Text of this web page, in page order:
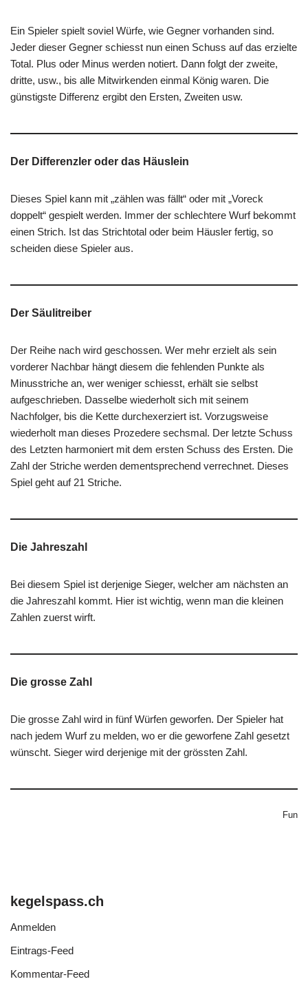
Ein Spieler spielt soviel Würfe, wie Gegner vorhanden sind.
Jeder dieser Gegner schiesst nun einen Schuss auf das erzielte
Total. Plus oder Minus werden notiert. Dann folgt der zweite,
dritte, usw., bis alle Mitwirkenden einmal König waren. Die
günstigste Differenz ergibt den Ersten, Zweiten usw.
Der Differenzler oder das Häuslein
Dieses Spiel kann mit „zählen was fällt“ oder mit „Voreck
doppelt“ gespielt werden. Immer der schlechtere Wurf bekommt
einen Strich. Ist das Strichtotal oder beim Häusler fertig, so
scheiden diese Spieler aus.
Der Säulitreiber
Der Reihe nach wird geschossen. Wer mehr erzielt als sein
vorderer Nachbar hängt diesem die fehlenden Punkte als
Minusstriche an, wer weniger schiesst, erhält sie selbst
aufgeschrieben. Dasselbe wiederholt sich mit seinem
Nachfolger, bis die Kette durchexerziert ist. Vorzugsweise
wiederholt man dieses Prozedere sechsmal. Der letzte Schuss
des Letzten harmoniert mit dem ersten Schuss des Ersten. Die
Zahl der Striche werden dementsprechend verrechnet. Dieses
Spiel geht auf 21 Striche.
Die Jahreszahl
Bei diesem Spiel ist derjenige Sieger, welcher am nächsten an
die Jahreszahl kommt. Hier ist wichtig, wenn man die kleinen
Zahlen zuerst wirft.
Die grosse Zahl
Die grosse Zahl wird in fünf Würfen geworfen. Der Spieler hat
nach jedem Wurf zu melden, wo er die geworfene Zahl gesetzt
wünscht. Sieger wird derjenige mit der grössten Zahl.
Fun
kegelspass.ch
Anmelden
Eintrags-Feed
Kommentar-Feed